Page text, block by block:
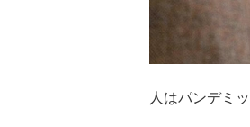
人はパンデミ